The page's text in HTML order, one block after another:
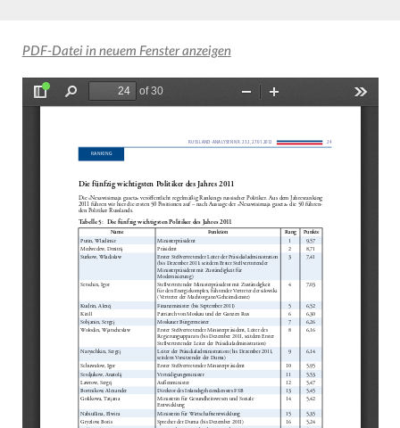
PDF-Datei in neuem Fenster anzeigen